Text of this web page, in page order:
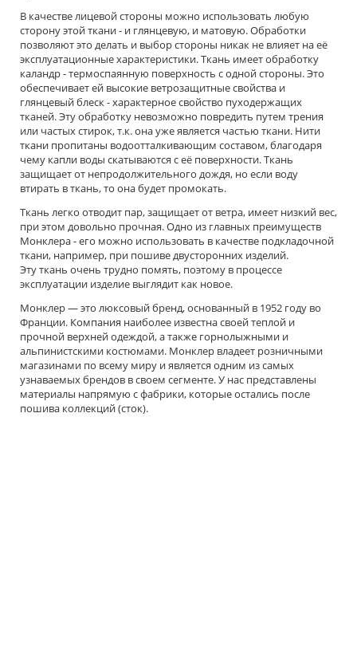
В качестве лицевой стороны можно использовать любую
сторону этой ткани - и глянцевую, и матовую. Обработки
позволяют это делать и выбор стороны никак не влияет на её
эксплуатационные характеристики. Ткань имеет обработку
каландр - термоспаянную поверхность с одной стороны. Это
обеспечивает ей высокие ветрозащитные свойства и
глянцевый блеск - характерное свойство пуходержащих
тканей. Эту обработку невозможно повредить путем трения
или частых стирок, т.к. она уже является частью ткани. Нити
ткани пропитаны водоотталкивающим составом, благодаря
чему капли воды скатываются с её поверхности. Ткань
защищает от непродолжительного дождя, но если воду
втирать в ткань, то она будет промокать.
Ткань легко отводит пар, защищает от ветра, имеет низкий вес,
при этом довольно прочная. Одно из главных преимуществ
Монклера - его можно использовать в качестве подкладочной
ткани, например, при пошиве двусторонних изделий.
Эту ткань очень трудно помять, поэтому в процессе
эксплуатации изделие выглядит как новое.
Монклер — это люксовый бренд, основанный в 1952 году во
Франции. Компания наиболее известна своей теплой и
прочной верхней одеждой, а также горнолыжными и
альпинистскими костюмами. Монклер владеет розничными
магазинами по всему миру и является одним из самых
узнаваемых брендов в своем сегменте. У нас представлены
материалы напрямую с фабрики, которые остались после
пошива коллекций (сток).